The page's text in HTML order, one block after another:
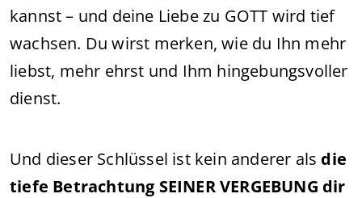
kannst – und deine Liebe zu GOTT wird tief
wachsen. Du wirst merken, wie du Ihn mehr
liebst, mehr ehrst und Ihm hingebungsvoller
dienst.
Und dieser Schlüssel ist kein anderer als die
tiefe Betrachtung SEINER VERGEBUNG dir